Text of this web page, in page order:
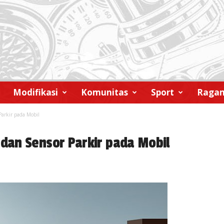
Modifikasi Komunitas Sport
pada Mobil
Sensor Parkir pada Mobil